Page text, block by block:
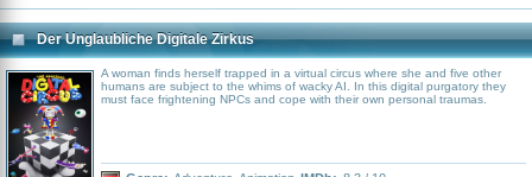
einst ein besonderer Mensch auf dem Schlachtfeld anvertraute...
Der Unglaubliche Digitale Zirkus
A woman finds herself trapped in a virtual circus where she and five other
humans are subject to the whims of wacky AI. In this digital purgatory they
must face frightening NPCs and cope with their own personal traumas.